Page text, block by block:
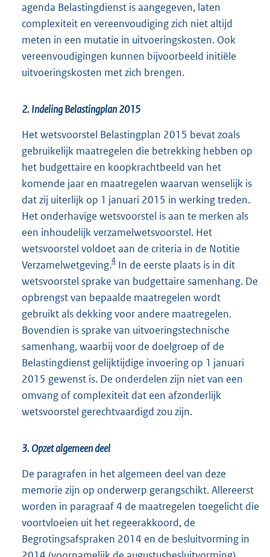
agenda Belastingdienst is aangegeven, laten
complexiteit en vereenvoudiging zich niet altijd
meten in een mutatie in uitvoeringskosten. Ook
vereenvoudigingen kunnen bijvoorbeeld initiële
uitvoeringskosten met zich brengen.
2. Indeling Belastingplan 2015
Het wetsvoorstel Belastingplan 2015 bevat zoals
gebruikelijk maatregelen die betrekking hebben op
het budgettaire en koopkrachtbeeld van het
komende jaar en maatregelen waarvan wenselijk is
dat zij uiterlijk op 1 januari 2015 in werking treden.
Het onderhavige wetsvoorstel is aan te merken als
een inhoudelijk verzamelwetsvoorstel. Het
wetsvoorstel voldoet aan de criteria in de Notitie
Verzamelwetgeving.4 In de eerste plaats is in dit
wetsvoorstel sprake van budgettaire samenhang. De
opbrengst van bepaalde maatregelen wordt
gebruikt als dekking voor andere maatregelen.
Bovendien is sprake van uitvoeringstechnische
samenhang, waarbij voor de doelgroep of de
Belastingdienst gelijktijdige invoering op 1 januari
2015 gewenst is. De onderdelen zijn niet van een
omvang of complexiteit dat een afzonderlijk
wetsvoorstel gerechtvaardigd zou zijn.
3. Opzet algemeen deel
De paragrafen in het algemeen deel van deze
memorie zijn op onderwerp gerangschikt. Allereerst
worden in paragraaf 4 de maatregelen toegelicht die
voortvloeien uit het regeerakkoord, de
Begrotingsafspraken 2014 en de besluitvorming in